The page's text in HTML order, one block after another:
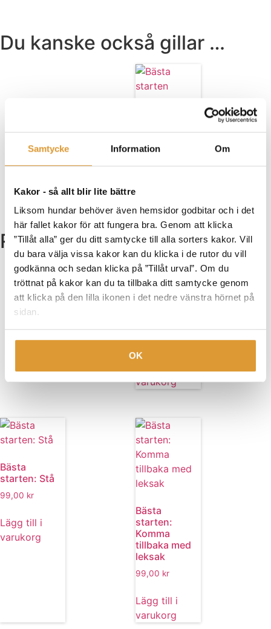
Samtycke Information Om
Kakor - så allt blir lite bättre
Liksom hundar behöver även hemsidor godbitar och i det
här fallet kakor för att fungera bra. Genom att klicka
”Tillåt alla” ger du ditt samtycke till alla sorters kakor. Vill
du bara välja vissa kakor kan du klicka i de rutor du vill
godkänna och sedan klicka på ”Tillåt urval”. Om du
tröttnat på kakor kan du ta tillbaka ditt samtycke genom
att klicka på den lilla ikonen i det nedre vänstra hörnet på
sidan.
OK
Du kanske också gillar …
4.97
Lägg till i
Relaterade produkter
99,00kr
varukorg
Bästa
starten: Stå
99,00 kr
Lägg till i
varukorg
Bästa
starten:
Komma
tillbaka med
leksak
99,00 kr
Lägg till i
varukorg